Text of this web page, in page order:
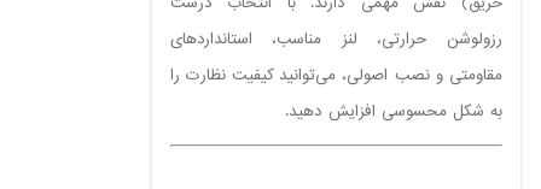
رزولوشن حرارتی، لنز مناسب، استانداردهای
مقاومتی و نصب اصولی، می‌توانید کیفیت نظارت را
به شکل محسوسی افزایش دهید.